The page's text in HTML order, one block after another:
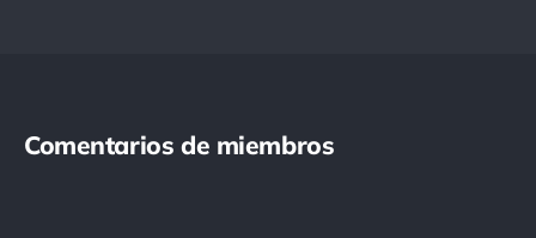
Comentarios de miembros